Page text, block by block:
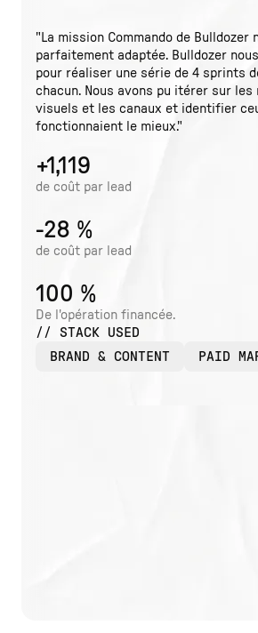
"La mission Commando de Bulldozer
parfaitement adaptée. Bulldozer
pour réaliser une série de 4 sprints
chacun. Nous avons pu itérer sur les
visuels et les canaux et identifier
fonctionnaient le mieux."
+1,119
de coût par lead
-28 %
de coût par lead
100 %
De l'opération financée.
// STACK USED
BRAND & CONTENT
PAID